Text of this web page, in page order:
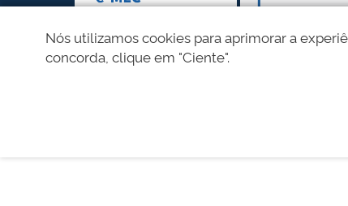
Nós utilizamos cookies para aprimorar a
concorda, clique em "Ciente".